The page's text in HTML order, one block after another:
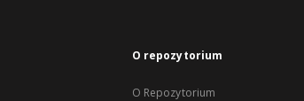
O repozytorium
O Repozytorium